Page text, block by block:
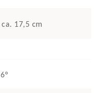
ca. 17,5 cm
6°